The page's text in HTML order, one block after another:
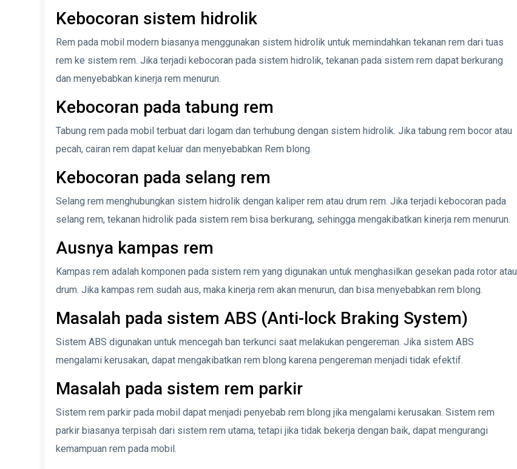
Kebocoran sistem hidrolik
Rem pada mobil modern biasanya menggunakan sistem hidrolik untuk memindahkan tekanan rem dari tuas
rem ke sistem rem. Jika terjadi kebocoran pada sistem hidrolik, tekanan pada sistem rem dapat berkurang
dan menyebabkan kinerja rem menurun.
Kebocoran pada tabung rem
Tabung rem pada mobil terbuat dari logam dan terhubung dengan sistem hidrolik. Jika tabung rem bocor atau
pecah, cairan rem dapat keluar dan menyebabkan Rem blong.
Kebocoran pada selang rem
Selang rem menghubungkan sistem hidrolik dengan kaliper rem atau drum rem. Jika terjadi kebocoran pada
selang rem, tekanan hidrolik pada sistem rem bisa berkurang, sehingga mengakibatkan kinerja rem menurun.
Ausnya kampas rem
Kampas rem adalah komponen pada sistem rem yang digunakan untuk menghasilkan gesekan pada rotor atau
drum. Jika kampas rem sudah aus, maka kinerja rem akan menurun, dan bisa menyebabkan rem blong.
Masalah pada sistem ABS (Anti-lock Braking System)
Sistem ABS digunakan untuk mencegah ban terkunci saat melakukan pengereman. Jika sistem ABS
mengalami kerusakan, dapat mengakibatkan rem blong karena pengereman menjadi tidak efektif.
Masalah pada sistem rem parkir
Sistem rem parkir pada mobil dapat menjadi penyebab rem blong jika mengalami kerusakan. Sistem rem
parkir biasanya terpisah dari sistem rem utama, tetapi jika tidak bekerja dengan baik, dapat mengurangi
kemampuan rem pada mobil.